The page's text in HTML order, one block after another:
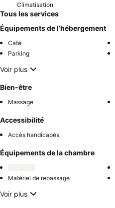
Climatisation
Tous les services
Équipements de l’hébergement
Café
Parking
Voir plus
Bien-être
Massage
Accessibilité
Accès handicapés
Équipements de la chambre
Matériel de repassage
Voir plus